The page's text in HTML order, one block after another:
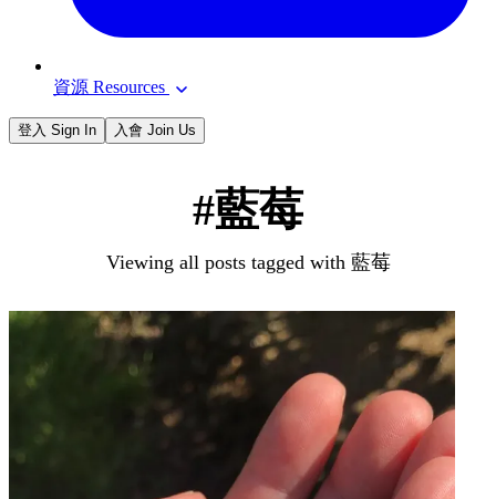
資源 Resources
登入 Sign In 入會 Join Us
#藍莓
Viewing all posts tagged with 藍莓